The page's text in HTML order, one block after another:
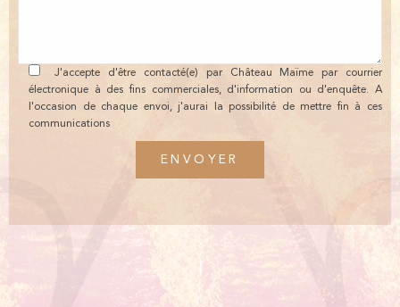
J'accepte d'être contacté(e) par Château Maïme par courrier
électronique à des fins commerciales, d'information ou d'enquête. A
l'occasion de chaque envoi, j'aurai la possibilité de mettre fin à ces
communications